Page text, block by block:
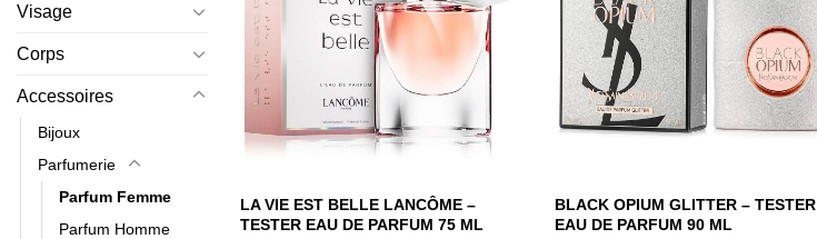
Visage
Corps
Accessoires
Bijoux
Parfumerie
Parfum Femme
Parfum Homme
LA VIE EST BELLE LANCÔME –
TESTER EAU DE PARFUM 75 ML
BLACK OPIUM GLITTER – TESTER
EAU DE PARFUM 90 ML